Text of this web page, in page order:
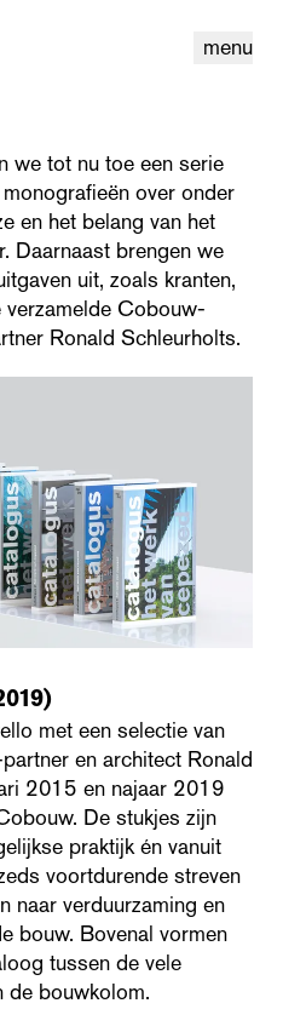
menu
we tot nu toe een serie
over onder
en het belang van het
Daarnaast brengen we
uit, zoals kranten,
verzamelde Cobouw-
Ronald Schleurholts.
met een selectie van
en architect Ronald
2015 en najaar 2019
De stukjes zijn
praktijk én vanuit
voortdurende streven
naar verduurzaming en
bouw. Bovenal vormen
tussen de vele
de bouwkolom.